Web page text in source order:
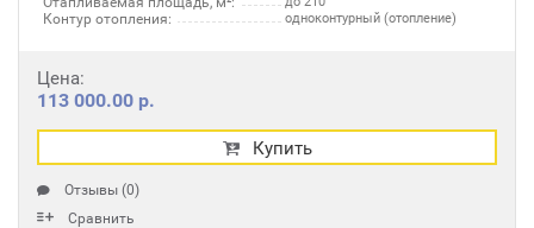
Контур отопления: одноконтурный (отопление)
Цена:
113 000.00 р.
Купить
Отзывы (0)
Сравнить